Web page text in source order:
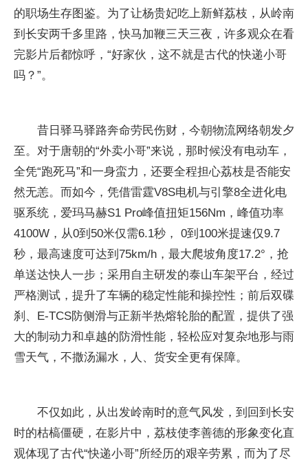
的职场生存图鉴。为了让杨贵妃吃上新鲜荔枝，从岭南
到长安两千多里路，快马加鞭三天三夜，许多观众在看
完影片后都惊呼，“好家伙，这不就是古代的快递小哥
吗？”。
昔日驿马驿路奔命劳民伤财，今朝物流网络朝发夕
至。对于唐朝的“外卖小哥”来说，那时候没有电动车，
全凭“跑死马”和一身蛮力，还要全程担心荔枝是否能安
然无恙。而如今，凭借雷霆V8S电机与引擎8全进化电
驱系统，爱玛马赫S1 Pro峰值扭矩156Nm，峰值功率
4100W，从0到50米仅需6.1秒， 0到100米提速仅9.7
秒，最高速度可达到75km/h，最大爬坡角度17.2°，抢
单送达快人一步；采用自主研发的泰山车架平台，经过
严格测试，提升了车辆的稳定性能和操控性；前后双碟
刹、E-TCS防侧滑与正新半热熔轮胎的配置，提供了强
大的制动力和卓越的防滑性能，轻松应对复杂地形与雨
雪天气，不撒汤漏水，人、货安全更有保障。
不仅如此，从出发岭南时的意气风发，到回到长安
时的枯槁僵硬，在影片中，荔枝使李善德的形象变化直
观体现了古代“快递小哥”所经历的艰辛劳累，而为了尽